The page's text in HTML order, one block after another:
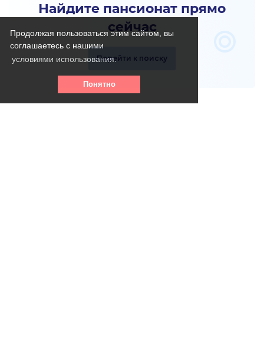
Продолжая пользоваться этим сайтом, вы
соглашаетесь с нашими
условиями использования.
Понятно
Найдите пансионат прямо
сейчас
Перейти к поиску